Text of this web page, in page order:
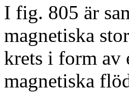
I fig. 805 är
magnetiska
krets i form av
magnetiska